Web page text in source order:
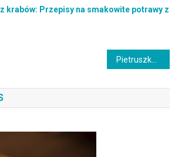
krabów: Przepisy na smakowite potrawy z
Pietruszka korzeń: Intensywny smak i możliwości kulinarnego wykorzystania